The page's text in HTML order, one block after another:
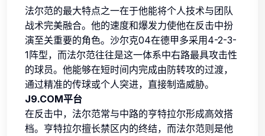
法尔范的最大特点之一在于他能将个人技术与团队
战术完美融合。他的速度和爆发力使他在反击中扮
演至关重要的角色。沙尔克04在德甲多采用4-2-3-
1阵型，而法尔范往往是这一体系中右路最具攻击性
的球员。他能够在短时间内完成由防转攻的过渡，
通过精准的传球或个人突进，直接制造威胁。
J9.COM平台
在反击中，法尔范常与中路的亨特拉尔形成高效搭
档。亨特拉尔擅长禁区内的终结，而法尔范则是他